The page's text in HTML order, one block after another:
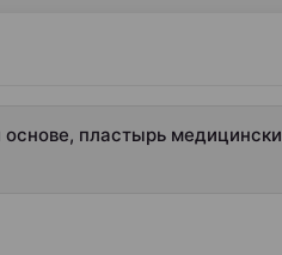
пластырь